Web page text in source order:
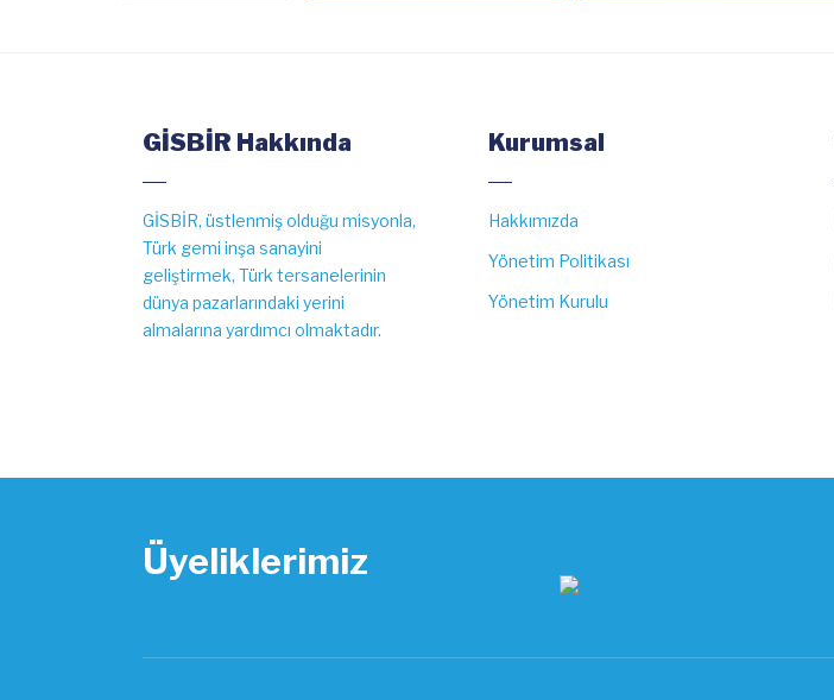
GİSBİR Hakkında
GİSBİR, üstlenmiş olduğu misyonla,
Türk gemi inşa sanayini
geliştirmek, Türk tersanelerinin
dünya pazarlarındaki yerini
almalarına yardımcı olmaktadır.
Kurumsal
Hakkımızda
Yönetim Politikası
Yönetim Kurulu
Üyeliklerimiz